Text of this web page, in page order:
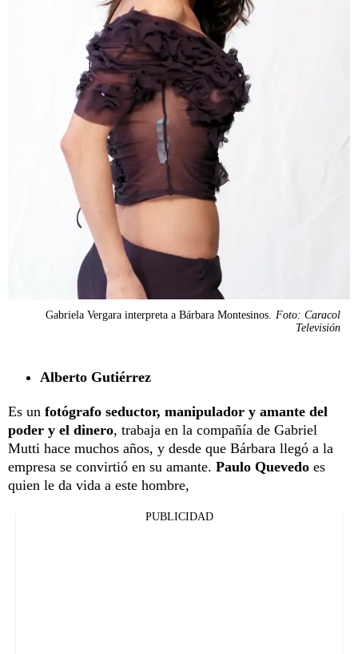
Gabriela Vergara interpreta a Bárbara Montesinos.
Foto: Caracol
Televisión
Alberto Gutiérrez
Es un fotógrafo seductor, manipulador y amante del
poder y el dinero, trabaja en la compañía de Gabriel
Mutti hace muchos años, y desde que Bárbara llegó a la
empresa se convirtió en su amante. Paulo Quevedo es
quien le da vida a este hombre,
PUBLICIDAD